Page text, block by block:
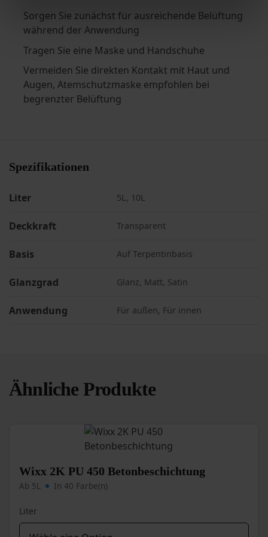
Sorgen Sie zunächst für ausreichende Belüftung
während der Anwendung
Tragen Sie eine Maske und Handschuhe
Vermeiden Sie direkten Kontakt mit Haut und
Augen, Atemschutzmaske empfohlen bei
begrenzter Belüftung
Spezifikationen
Liter 5L, 10L
Deckkraft Transparent
Basis Auf Terpentinbasis
Glanzgrad Glanz, Matt, Satin
Anwendung Für außen, Für innen
Ähnliche Produkte
Wixx 2K PU 450 Betonbeschichtung
Ab 5L In 40 Farbe(n)
Liter